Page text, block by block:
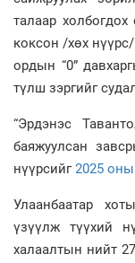
талаар холбогдох
коксон /хөх
ордын “0”
түлш зэргийг
“Эрдэнэс
баяжуулсан
нүүрсийг2025 оны
Улаанбаатар
үзүүлж түүхий
халаалтын нийт